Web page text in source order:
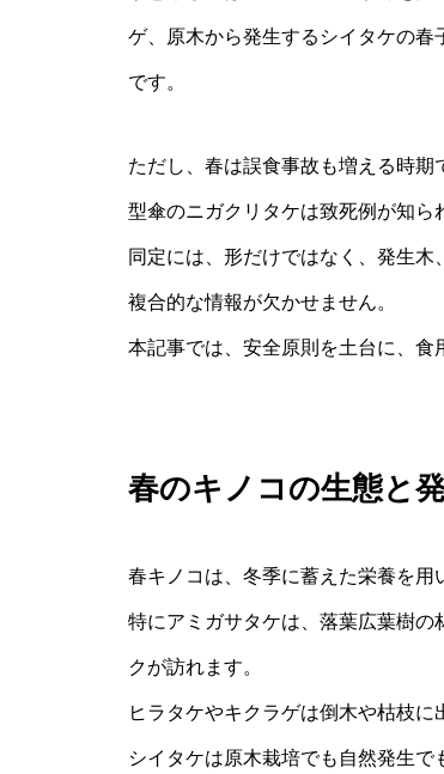
ゲ、原木から発生するシイタケの
です。
ただし、春は誤食事故も増える時
型傘のニガクリタケは致死例が知ら
同定には、形だけではなく、発生
複合的な情報が欠かせません。
本記事では、安全原則を土台に、食
春のキノコの生態と
春キノコは、冬季に蓄えた栄養を用
特にアミガサタケは、落葉広葉樹
クが訪れます。
ヒラタケやキクラゲは倒木や枯枝に
シイタケは原木栽培でも自然発生